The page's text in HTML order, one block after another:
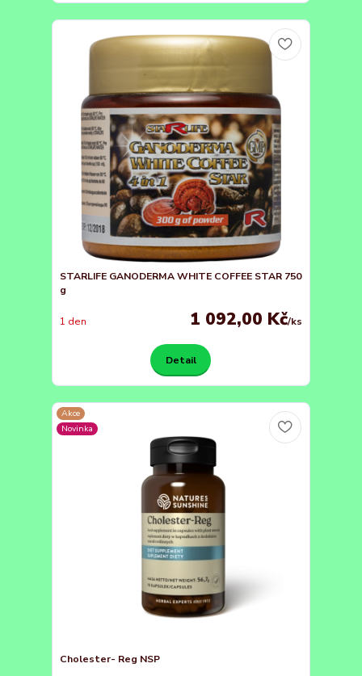
STARLIFE GANODERMA WHITE COFFEE STAR 750
g
1 092,00 Kč/ks
1 den
Detail
Akce
Novinka
Cholester- Reg NSP